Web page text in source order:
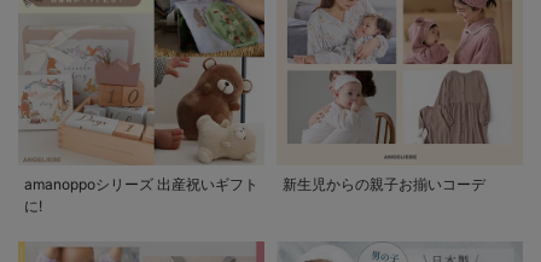
amanoppoシリーズ 出産祝いギフト
に!
新生児からの親子お揃いコーデ